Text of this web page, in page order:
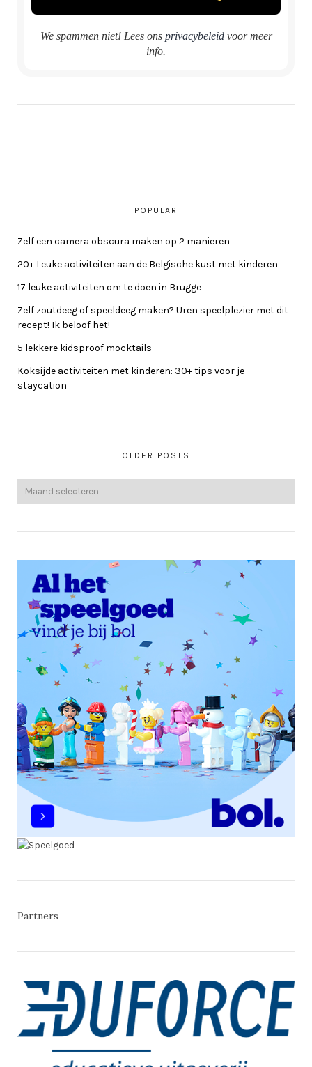
We spammen niet! Lees ons privacybeleidvoor meer
info.
POPULAR
Zelf een camera obscura maken op 2 manieren
20+ Leuke activiteiten aan de Belgische kust met kinderen
17 leuke activiteiten om te doen in Brugge
Zelf zoutdeeg of speeldeeg maken? Uren speelplezier met dit
recept! Ik beloof het!
5 lekkere kidsproof mocktails
Koksijde activiteiten met kinderen: 30+ tips voor je
staycation
OLDER POSTS
Partners